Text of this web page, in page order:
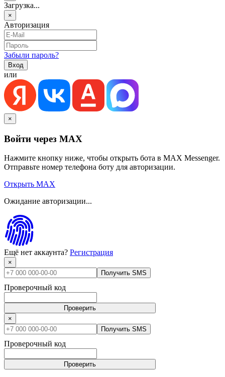
Загрузка...
×
Авторизация
Забыли пароль?
или
×
Войти через MAX
Нажмите кнопку ниже, чтобы открыть бота в MAX Messenger.
Отправьте номер телефона боту для авторизации.
Открыть MAX
Ожидание авторизации...
Ещё нет аккаунта? Регистрация
×
Получить SMS
Проверочный код
Проверить
×
Получить SMS
Проверочный код
Проверить